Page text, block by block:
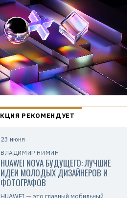
23 июня
ВЛАДИМИР НИМИН
HUAWEI NOVA БУДУЩЕГО: ЛУЧШИЕ
ИДЕИ МОЛОДЫХ ДИЗАЙНЕРОВ И
ФОТОГРАФОВ
HUAWEI — это главный мобильный